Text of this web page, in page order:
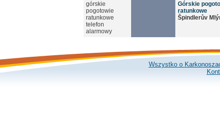
górskie
pogotowie
ratunkowe
telefon
alarmowy
Górskie
ratunkowe
Špindlerův
Wszystko o